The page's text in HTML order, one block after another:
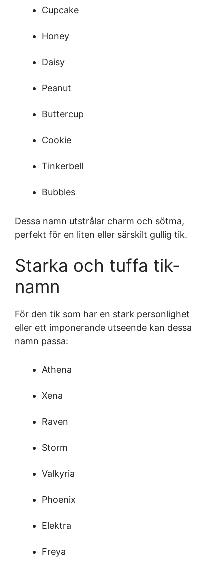
Cupcake
Honey
Daisy
Peanut
Buttercup
Cookie
Tinkerbell
Bubbles
Dessa namn utstrålar charm och sötma,
perfekt för en liten eller särskilt gullig tik.
Starka och tuffa tik-
namn
För den tik som har en stark personlighet
eller ett imponerande utseende kan dessa
namn passa:
Athena
Xena
Raven
Storm
Valkyria
Phoenix
Elektra
Freya